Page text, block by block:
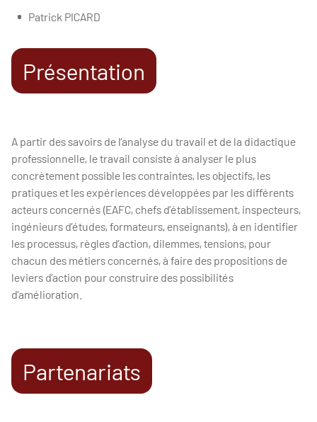
Patrick PICARD
Présentation
A partir des savoirs de l’analyse du travail et de la didactique
professionnelle, le travail consiste à analyser le plus
concrètement possible les contraintes, les objectifs, les
pratiques et les expériences développées par les différents
acteurs concernés (EAFC, chefs d’établissement, inspecteurs,
ingénieurs d’études, formateurs, enseignants), à en identifier
les processus, règles d’action, dilemmes, tensions, pour
chacun des métiers concernés, à faire des propositions de
leviers d’action pour construire des possibilités
d’amélioration.
Partenariats